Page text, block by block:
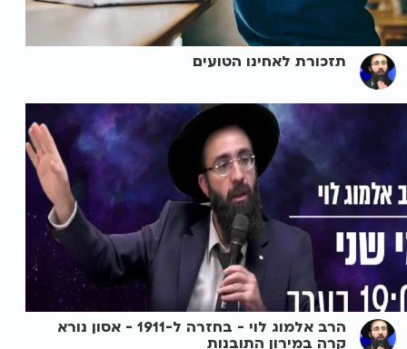
תזכורת לאחינו הטועים
הרב אלמוג לוי - בחזרה ל-1911 - אסון נורא
קרה במירון התובנות